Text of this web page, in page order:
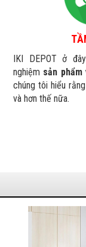
IKI DEPOT ở
nghiệm sản
chúng tôi hiểu
và hơn thế nữa.